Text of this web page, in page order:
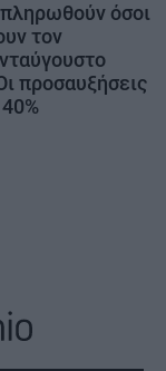
όσοι
τον
προσαυξήσεις